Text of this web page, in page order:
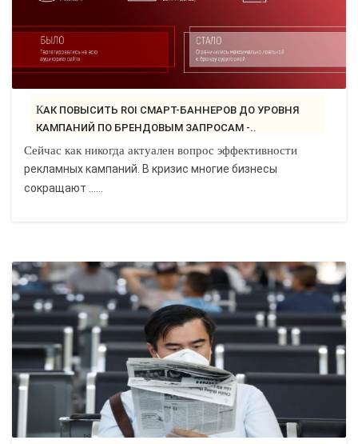
КАК ПОВЫСИТЬ ROI СМАРТ-БАННЕРОВ ДО УРОВНЯ
КАМПАНИЙ ПО БРЕНДОВЫМ ЗАПРОСАМ -..
Сейчас как никогда актуален вопрос эффективности
рекламных кампаний. В кризис многие бизнесы
сокращают ......